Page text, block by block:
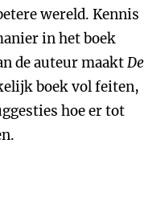
wereld. Kennis
in het boek
de auteur maaktDe
boek vol feiten,
hoe er tot